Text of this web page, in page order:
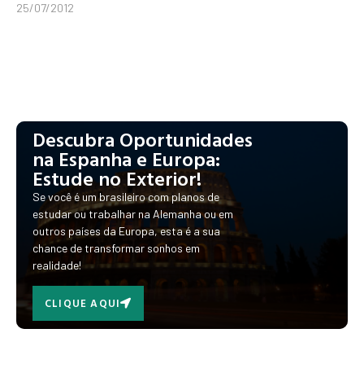
25/07/2012
Descubra Oportunidades
na Espanha e Europa:
Estude no Exterior!
Se você é um brasileiro com planos de
estudar ou trabalhar na Alemanha ou em
outros países da Europa, esta é a sua
chance de transformar sonhos em
realidade!
CLIQUE AQUI